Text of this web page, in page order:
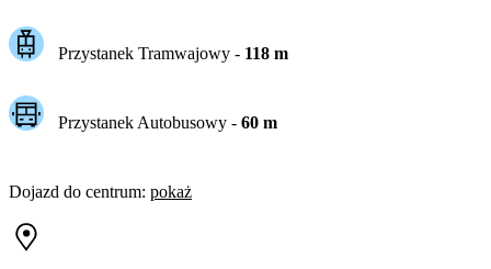
Przystanek Tramwajowy - 118m
Przystanek Autobusowy - 60m
Dojazd do centrum: pokaż